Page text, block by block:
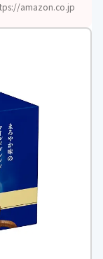
amazon.co.jp